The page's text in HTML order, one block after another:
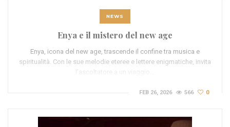
NEWS
Enya e il mistero del new age
Enya, icona del new age, trascende il confine tra musica e
spiritualità. Con le sue melodie eteree e lettere enigmatiche, invita
l'ascoltatore a un viaggio…
FEB 26, 2026 566 0